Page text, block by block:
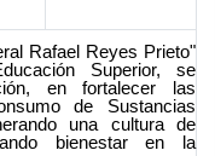
Rafael Reyes Prieto"
Superior, se
en fortalecer las
de Sustancias
una cultura de
bienestar en la